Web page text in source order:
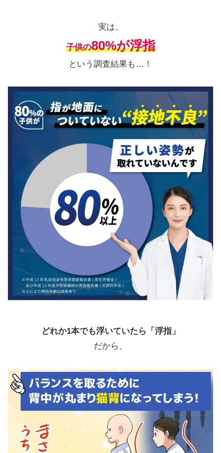
実は、
子供の80%が浮指
という調査結果も…！
どれか1本でも浮いていたら「浮指」
だから、